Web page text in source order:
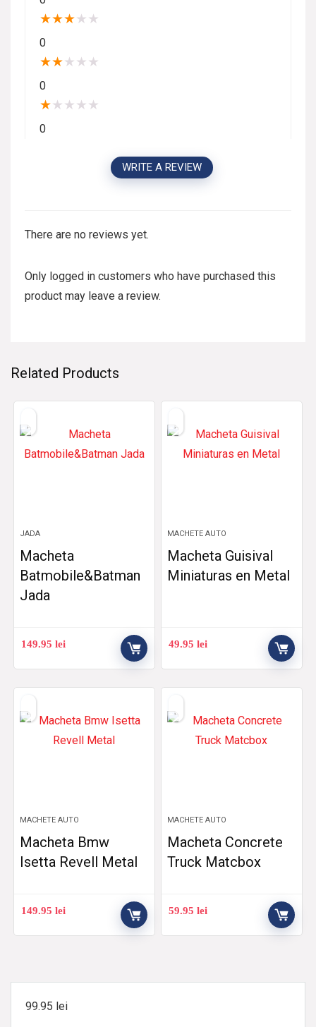
★★★★ ★
0
★★★ ★ ★
0
★★ ★ ★ ★
0
WRITE A REVIEW
There are no reviews yet.
Only logged in customers who have purchased this
product may leave a review.
Related Products
JADA
Macheta
Batmobile&Batman
Jada
149.95lei
MACHETE AUTO
Macheta Guisival
Miniaturas en Metal
49.95lei
MACHETE AUTO
Macheta Bmw
Isetta Revell Metal
149.95lei
MACHETE AUTO
Macheta Concrete
Truck Matcbox
59.95lei
99.95 lei